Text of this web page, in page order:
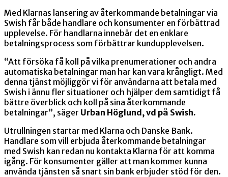
Med Klarnas lansering av återkommande betalningar via
Swish får både handlare och konsumenter en förbättrad
upplevelse. För handlarna innebär det en enklare
betalningsprocess som förbättrar kundupplevelsen.
“Att försöka få koll på vilka prenumerationer och andra
automatiska betalningar man har kan vara krångligt. Med
denna tjänst möjliggör vi för användarna att betala med
Swish i ännu fler situationer och hjälper dem samtidigt få
bättre överblick och koll på sina återkommande
betalningar”, säger Urban Höglund, vd på Swish.
Utrullningen startar med Klarna och Danske Bank.
Handlare som vill erbjuda återkommande betalningar
med Swish kan redan nu kontakta Klarna för att komma
igång. För konsumenter gäller att man kommer kunna
använda tjänsten så snart sin bank erbjuder stöd för den.